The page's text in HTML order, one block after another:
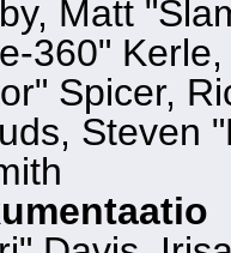
Matt
360"
Spicer,
Steven